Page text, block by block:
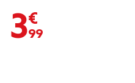
3,99 €